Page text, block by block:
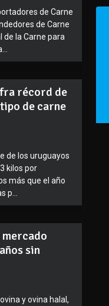
de Carne
de Carne
de la Carne para
récord de
de carne
de los uruguayos
kilos por
más que el año
p...
sin
y ovina halal,